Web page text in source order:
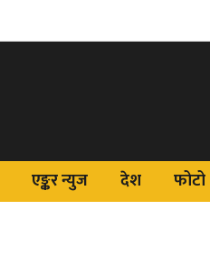
एङ्कर न्युज देश फोटो